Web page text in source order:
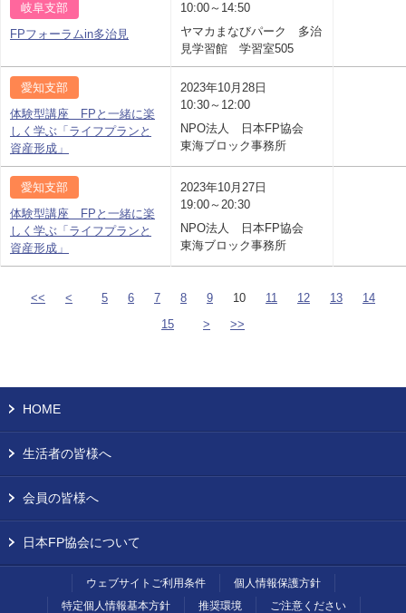
岐阜支部
FPフォーラムin多治見
10:00～14:50
ヤマカまなびパーク 多治
見学習館 学習室505
愛知支部
体験型講座 FPと一緒に楽
しく学ぶ「ライフプランと
資産形成」
2023年10月28日
10:30～12:00
NPO法人 日本FP協会
東海ブロック事務所
愛知支部
体験型講座 FPと一緒に楽
しく学ぶ「ライフプランと
資産形成」
2023年10月27日
19:00～20:30
NPO法人 日本FP協会
東海ブロック事務所
<< < 5 6 7 8 9 10 11 12 13
14
15
> >>
HOME
生活者の皆様へ
会員の皆様へ
日本FP協会について
ウェブサイトご利用条件
個人情報保護方針
特定個人情報基本方針
推奨環境 ご注意ください